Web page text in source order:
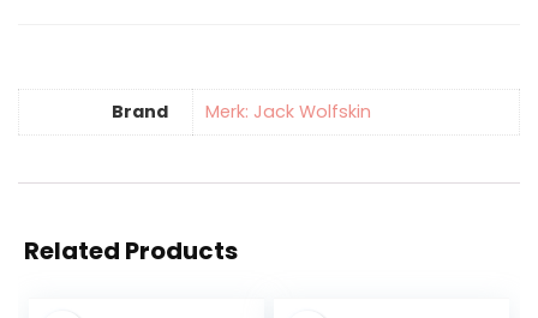
Brand Merk: Jack Wolfskin
Related Products